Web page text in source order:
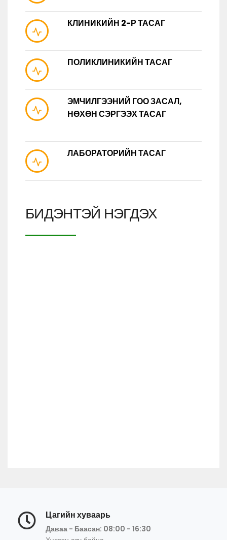
КЛИНИКИЙН 2-Р ТАСАГ
ПОЛИКЛИНИКИЙН ТАСАГ
ЭМЧИЛГЭЭНИЙ ГОО ЗАСАЛ,
НӨХӨН СЭРГЭЭХ ТАСАГ
ЛАБОРАТОРИЙН ТАСАГ
БИДЭНТЭЙ НЭГДЭХ
Цагийн хуваарь
Даваа - Баасан: 08:00 - 16:30